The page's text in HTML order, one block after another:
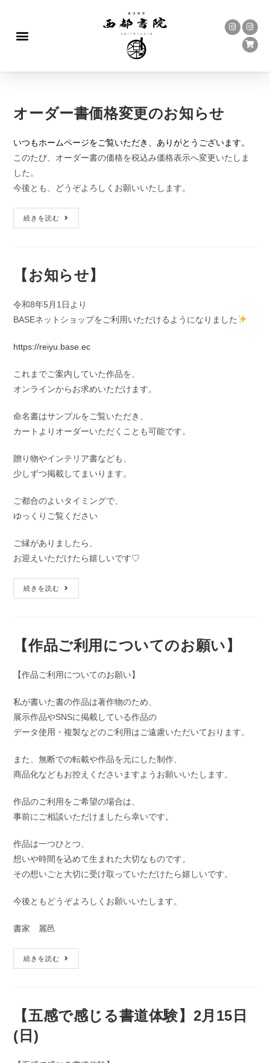
オーダー書価格変更のお知らせ
いつもホームページをご覧いただき、ありがとうございます。
このたび、オーダー書の価格を税込み価格表示へ変更いたしま
した。
今後とも、どうぞよろしくお願いいたします。
続きを読む
【お知らせ】
令和8年5月1日より
BASEネットショップをご利用いただけるようになりました
https://reiyu.base.ec
これまでご案内していた作品を、
オンラインからお求めいただけます。
命名書はサンプルをご覧いただき、
カートよりオーダーいただくことも可能です。
贈り物やインテリア書なども、
少しずつ掲載してまいります。
ご都合のよいタイミングで、
ゆっくりご覧ください
ご縁がありましたら、
お迎えいただけたら嬉しいです♡
続きを読む
【作品ご利用についてのお願い】
【作品ご利用についてのお願い】
私が書いた書の作品は著作物のため、
展示作品やSNSに掲載している作品の
データ使用・複製などのご利用はご遠慮いただいております。
また、無断での転載や作品を元にした制作、
商品化などもお控えくださいますようお願いいたします。
作品のご利用をご希望の場合は、
事前にご相談いただけましたら幸いです。
作品は一つひとつ、
想いや時間を込めて生まれた大切なものです。
その想いごと大切に受け取っていただけたら嬉しいです。
今後ともどうぞよろしくお願いいたします。
書家 麗邑
続きを読む
【五感で感じる書道体験】2月15日
(日)